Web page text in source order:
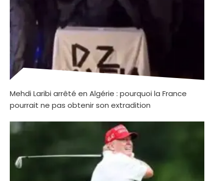
Mehdi Laribi arrêté en Algérie : pourquoi la France
pourrait ne pas obtenir son extradition